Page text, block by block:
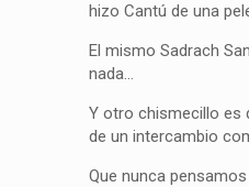
hizo Cantú de una
El mismo Sadrach
nada…
Y otro chismecillo es
de un intercambio
Que nunca